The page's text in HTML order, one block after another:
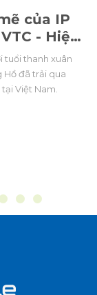
của IP
- Hiệp
tuổi thanh xuân
Hồ đã trải qua
Việt Nam.